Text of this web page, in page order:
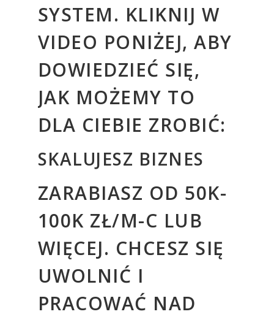
SYSTEM. KLIKNIJ W
VIDEO PONIŻEJ, ABY
DOWIEDZIEĆ SIĘ,
JAK MOŻEMY TO
DLA CIEBIE ZROBIĆ:
SKALUJESZ BIZNES
ZARABIASZ OD 50K-
100K ZŁ/M-C LUB
WIĘCEJ. CHCESZ SIĘ
UWOLNIĆ I
PRACOWAĆ NAD